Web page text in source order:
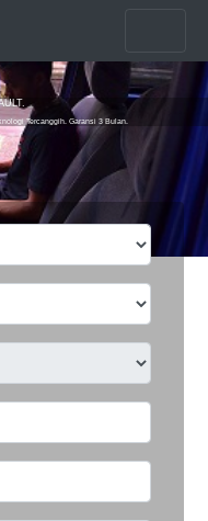
Tercanggih. Garansi 3 Bulan.